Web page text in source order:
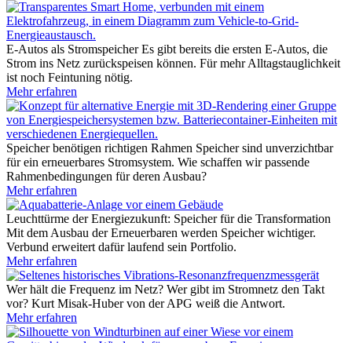
E-Autos als StromspeicherEs gibt bereits die ersten E-Autos, die
Strom ins Netz zurückspeisen können. Für mehr Alltagstauglichkeit
ist noch Feintuning nötig.
Mehr erfahren
Speicher benötigen richtigen Rahmen Speicher sind unverzichtbar
für ein erneuerbares Stromsystem. Wie schaffen wir passende
Rahmenbedingungen für deren Ausbau?
Mehr erfahren
Leuchttürme der Energiezukunft: Speicher für die Transformation
Mit dem Ausbau der Erneuerbaren werden Speicher wichtiger.
Verbund erweitert dafür laufend sein Portfolio.
Mehr erfahren
Wer hält die Frequenz im Netz? Wer gibt im Stromnetz den Takt
vor? Kurt Misak-Huber von der APG weiß die Antwort.
Mehr erfahren